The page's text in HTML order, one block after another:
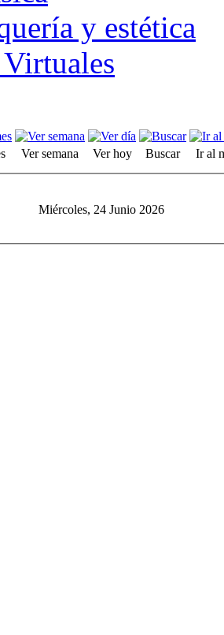
y estética
Ver semana Ver hoy Buscar
Ir al
Miércoles, 24 Junio 2026